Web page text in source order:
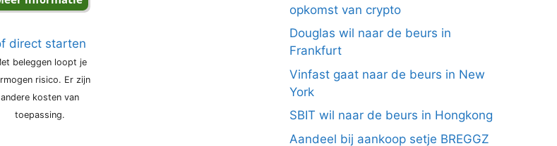
direct starten
beleggen loopt je
risico. Er zijn
andere kosten van
toepassing.
opkomst van crypto
Douglas wil naar de beurs in
Frankfurt
Vinfast gaat naar de beurs in New
York
SBIT wil naar de beurs in Hongkong
Aandeel bij aankoop setje BREGGZ